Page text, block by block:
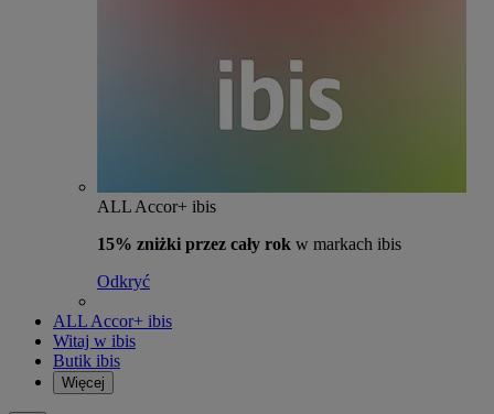
ALL Accor+ ibis
15% zniżki przez cały rok w markach ibis
Odkryć
ALL Accor+ ibis
Witaj w ibis
Butik ibis
Więcej